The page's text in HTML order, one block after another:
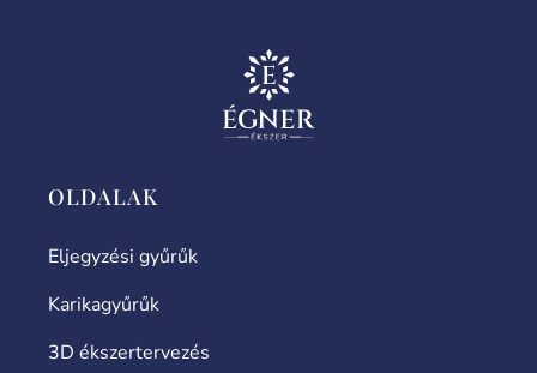
OLDALAK
Eljegyzési gyűrűk
Karikagyűrűk
3D ékszertervezés